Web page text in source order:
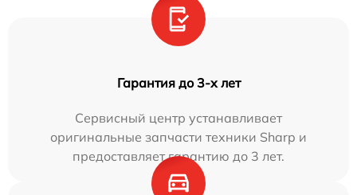
Гарантия до 3-х лет
Сервисный центр устанавливает
оригинальные запчасти техники Sharp и
предоставляет гарантию до 3 лет.